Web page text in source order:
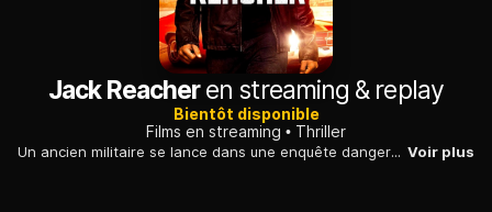
Jack Reacheren streaming & replay
Bientôt disponible
Films en streaming
Thriller
Un ancien militaire se lance dans une enquête dangereuse quand un vétéran qu'il connaît est accusé de cinq meurtres. Il s'associe à l'avocate du prévenu. Voir plus